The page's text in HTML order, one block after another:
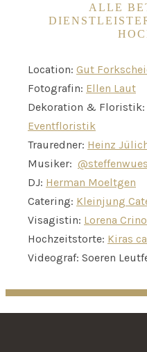
ALLE
Location: Gut
Fotografin: Ellen Laut
Dekoration & Floristik:
Eventfloristik
Trauredner: Heinz
Musiker:
DJ: Herman Moeltgen
Catering: Kleinjung
Visagistin: Lorena Crino
Hochzeitstorte: Kiras
Videograf: Soeren